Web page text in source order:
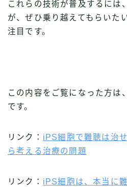
これらの技術が普及するには
が、ぜひ乗り越えてもらいた
注目です。
この内容をご覧になった方は
です。
リンク： iPS細胞で難聴は治
ら考える治療の問題
リンク： iPS細胞は、本当に